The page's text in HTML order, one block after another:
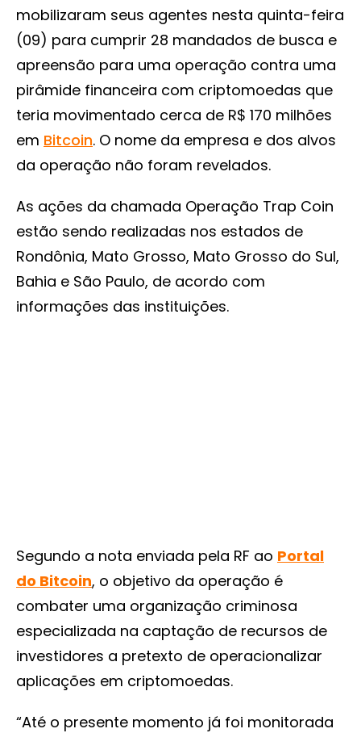
mobilizaram seus agentes nesta quinta-feira
(09) para cumprir 28 mandados de busca e
apreensão para uma operação contra uma
pirâmide financeira com criptomoedas que
teria movimentado cerca de R$ 170 milhões
em Bitcoin. O nome da empresa e dos alvos
da operação não foram revelados.
As ações da chamada Operação Trap Coin
estão sendo realizadas nos estados de
Rondônia, Mato Grosso, Mato Grosso do Sul,
Bahia e São Paulo, de acordo com
informações das instituições.
Segundo a nota enviada pela RF ao Portal
do Bitcoin, o objetivo da operação é
combater uma organização criminosa
especializada na captação de recursos de
investidores a pretexto de operacionalizar
aplicações em criptomoedas.
“Até o presente momento já foi monitorada